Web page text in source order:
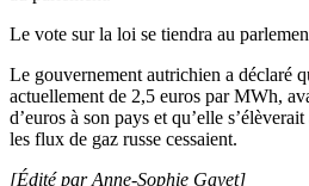
Le vote sur la loi se tiendra au
Le gouvernement autrichien a déclaré
actuellement de 2,5 euros par MWh,
d’euros à son pays et qu’elle
les flux de gaz russe cessaient.
[Édité par Anne-Sophie Gayet]